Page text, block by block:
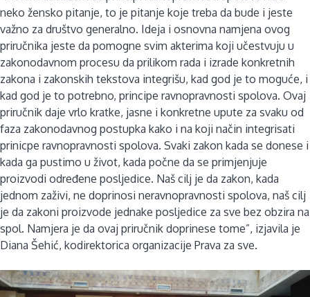
neko žensko pitanje, to je pitanje koje treba da bude i jeste
važno za društvo generalno. Ideja i osnovna namjena ovog
priručnika jeste da pomogne svim akterima koji učestvuju u
zakonodavnom procesu da prilikom rada i izrade konkretnih
zakona i zakonskih tekstova integrišu, kad god je to moguće, i
kad god je to potrebno, principe ravnopravnosti spolova. Ovaj
priručnik daje vrlo kratke, jasne i konkretne upute za svaku od
faza zakonodavnog postupka kako i na koji način integrisati
prinicpe ravnopravnosti spolova. Svaki zakon kada se donese i
kada ga pustimo u život, kada počne da se primjenjuje
proizvodi određene posljedice. Naš cilj je da zakon, kada
jednom zaživi, ne doprinosi neravnopravnosti spolova, naš cilj
je da zakoni proizvode jednake posljedice za sve bez obzira na
spol. Namjera je da ovaj priručnik doprinese tome”, izjavila je
Diana Šehić, kodirektorica organizacije Prava za sve.